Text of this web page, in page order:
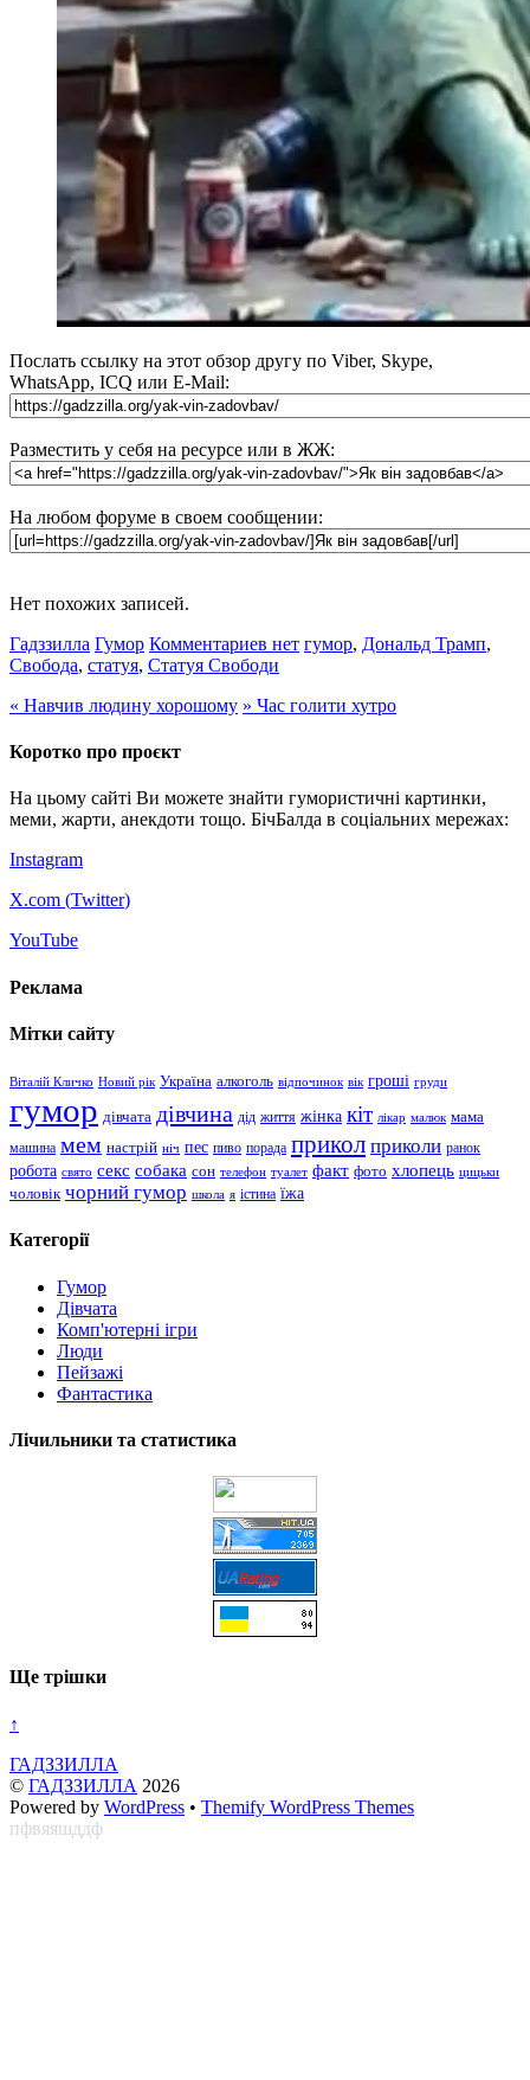
Послать ссылку на этот обзор другу по Viber, Skype,
WhatsApp, ICQ или E-Mail:
Разместить у себя на ресурсе или в ЖЖ:
На любом форуме в своем сообщении:
Нет похожих записей.
Гадззилла Гумор Комментариев нет гумор, Дональд Трамп,
Свобода, статуя, Статуя Свободи
« Навчив людину хорошому » Час голити хутро
Коротко про проєкт
На цьому сайті Ви можете знайти гумористичні картинки,
меми, жарти, анекдоти тощо. БічБалда в соціальних мережах:
Instagram
X.com (Twitter)
YouTube
Реклама
Мітки сайту
Віталій Кличко Новий рік Україна алкоголь відпочинок вік гроші груди
гумор дівчата дівчина дід життя жінка кіт лікар малюк мама
машина мем настрій ніч пес пиво порада прикол приколи ранок
робота свято секс собака сон телефон туалет факт фото хлопець цицьки
чоловік чорний гумор школа я істина їжа
Категорії
Гумор
Дівчата
Комп'ютерні ігри
Люди
Пейзажі
Фантастика
Лічильники та статистика
Ще трішки
↑
ГАДЗЗИЛЛА
© ГАДЗЗИЛЛА 2026
Powered by WordPress • Themify WordPress Themes
пфвяяшддф